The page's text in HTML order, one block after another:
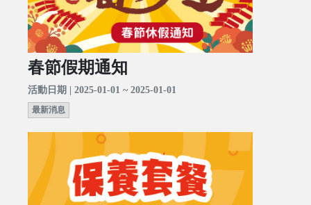
春節假期通知
活動日期 | 2025-01-01 ~ 2025-01-01
最新消息